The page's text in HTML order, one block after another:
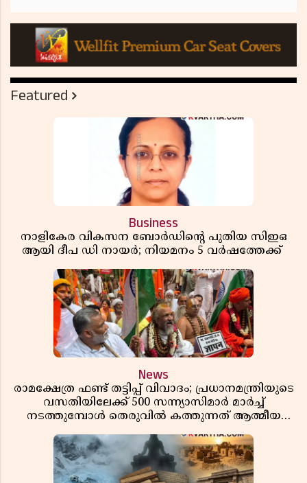
Featured
Business
നാളികേര വികസന ബോർഡിൻ്റെ പുതിയ സിഇഒ
ആയി ദീപ ഡി നായർ; നിയമനം 5 വർഷത്തേക്ക് ​​​​​​​
News
രാമക്ഷേത്ര ഫണ്ട് തട്ടിപ്പ് വിവാദം; പ്രധാനമന്ത്രിയുടെ
വസതിയിലേക്ക് 500 സന്ന്യാസിമാർ മാർച്ച്
നടത്തുമ്പോൾ തെരുവിൽ കത്തുന്നത് ആത്മീയ